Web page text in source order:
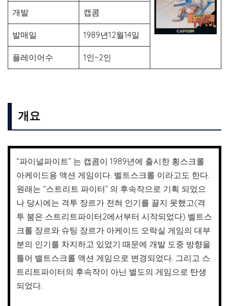
개발 캡콤
발매일 1989년12월14일
플레이어수 1인~2인
개요
“파이널파이트” 는 캡콤이 1989년에 출시한 횡스크롤
아케이드용 액션 게임이다. 벨트스크롤 이라고도 한다.
원래는 “스트리트 파이터” 의 후속작으로 기획 되었으
나 당시에는 격투 장르가 전혀 인기를 끌지 못했고(격
투 붐은 스트리트파이터2에서부터 시작되었다) 벨트스
크롤 장르와 슈팅 장르가 아케이드 오락실 게임의 대부
분의 인기를 차지하고 있었기 때문에 개발 도중 방향을
틀어 밸트스크롤 액션 게임으로 변경되었다. 그리고 스
트리트파이터의 후속작이 아닌 별도의 게임으로 탄생
되었다.